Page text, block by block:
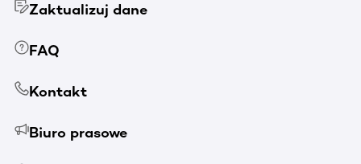
Zaktualizuj dane
FAQ
Kontakt
Biuro prasowe